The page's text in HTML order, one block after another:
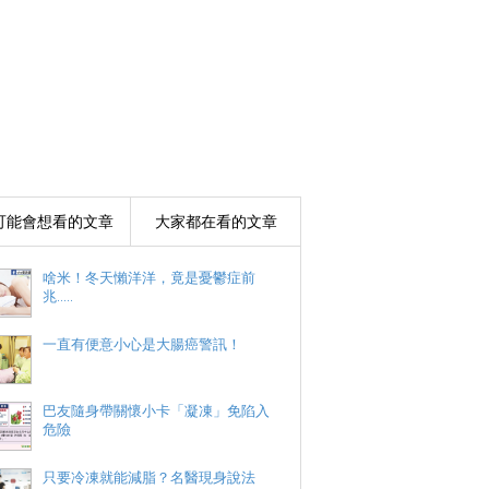
能會想看的文章 大家都在看的文章
啥米！冬天懶洋洋，竟是憂鬱症前
兆.....
一直有便意小心是大腸癌警訊！
巴友隨身帶關懷小卡「凝凍」免陷入
危險
只要冷凍就能減脂？名醫現身說法